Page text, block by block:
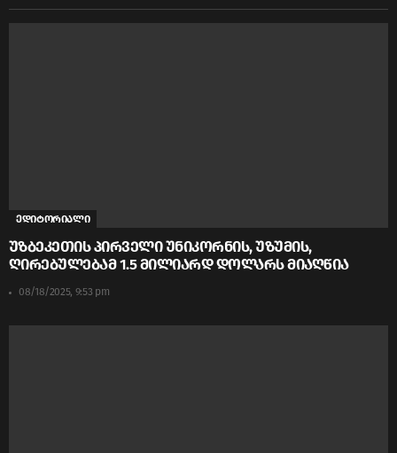
ედიტორიალი
უზბეკეთის პირველი უნიკორნის, უზუმის,
ღირებულებამ 1.5 მილიარდ დოლარს მიაღწია
08/18/2025, 9:53 pm